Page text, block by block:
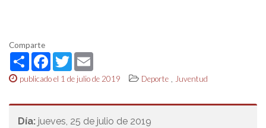
Comparte
ShareFacebook
Twitter
publicado el 1 de julio de 2019 Deporte , Juventud
Día: jueves, 25 de julio de 2019